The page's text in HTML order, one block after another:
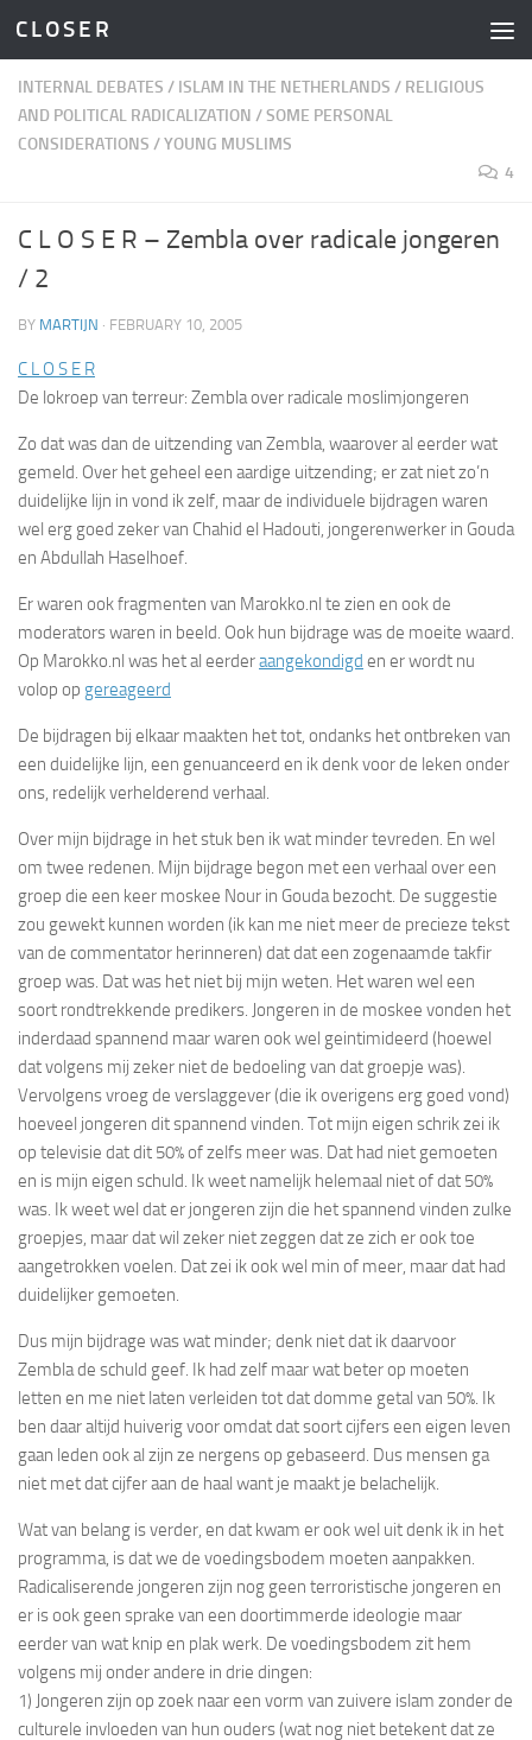
Skip to content
C L O S E R
INTERNAL DEBATES / ISLAM IN THE NETHERLANDS / RELIGIOUS
AND POLITICAL RADICALIZATION /SOME PERSONAL
CONSIDERATIONS /YOUNG MUSLIMS
4
C L O S E R – Zembla over radicale jongeren
/ 2
BY MARTIJN · FEBRUARY 10, 2005
C L O S E R
De lokroep van terreur: Zembla over radicale moslimjongeren
Zo dat was dan de uitzending van Zembla, waarover al eerder wat
gemeld. Over het geheel een aardige uitzending; er zat niet zo’n
duidelijke lijn in vond ik zelf, maar de individuele bijdragen waren
wel erg goed zeker van Chahid el Hadouti, jongerenwerker in Gouda
en Abdullah Haselhoef.
Er waren ook fragmenten van Marokko.nl te zien en ook de
moderators waren in beeld. Ook hun bijdrage was de moeite waard.
Op Marokko.nl was het al eerderaangekondigd en er wordt nu
volop op gereageerd
De bijdragen bij elkaar maakten het tot, ondanks het ontbreken van
een duidelijke lijn, een genuanceerd en ik denk voor de leken onder
ons, redelijk verhelderend verhaal.
Over mijn bijdrage in het stuk ben ik wat minder tevreden. En wel
om twee redenen. Mijn bijdrage begon met een verhaal over een
groep die een keer moskee Nour in Gouda bezocht. De suggestie
zou gewekt kunnen worden (ik kan me niet meer de precieze tekst
van de commentator herinneren) dat dat een zogenaamde takfir
groep was. Dat was het niet bij mijn weten. Het waren wel een
soort rondtrekkende predikers. Jongeren in de moskee vonden het
inderdaad spannend maar waren ook wel geintimideerd (hoewel
dat volgens mij zeker niet de bedoeling van dat groepje was).
Vervolgens vroeg de verslaggever (die ik overigens erg goed vond)
hoeveel jongeren dit spannend vinden. Tot mijn eigen schrik zei ik
op televisie dat dit 50% of zelfs meer was. Dat had niet gemoeten
en is mijn eigen schuld. Ik weet namelijk helemaal niet of dat 50%
was. Ik weet wel dat er jongeren zijn die het spannend vinden zulke
groepjes, maar dat wil zeker niet zeggen dat ze zich er ook toe
aangetrokken voelen. Dat zei ik ook wel min of meer, maar dat had
duidelijker gemoeten.
Dus mijn bijdrage was wat minder; denk niet dat ik daarvoor
Zembla de schuld geef. Ik had zelf maar wat beter op moeten
letten en me niet laten verleiden tot dat domme getal van 50%. Ik
ben daar altijd huiverig voor omdat dat soort cijfers een eigen leven
gaan leden ook al zijn ze nergens op gebaseerd. Dus mensen ga
niet met dat cijfer aan de haal want je maakt je belachelijk.
Wat van belang is verder, en dat kwam er ook wel uit denk ik in het
programma, is dat we de voedingsbodem moeten aanpakken.
Radicaliserende jongeren zijn nog geen terroristische jongeren en
er is ook geen sprake van een doortimmerde ideologie maar
eerder van wat knip en plak werk. De voedingsbodem zit hem
volgens mij onder andere in drie dingen:
1) Jongeren zijn op zoek naar een vorm van zuivere islam zonder de
culturele invloeden van hun ouders (wat nog niet betekent dat ze